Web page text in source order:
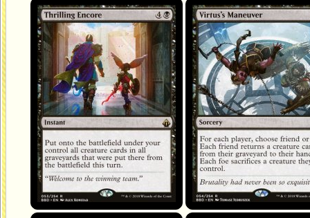
Thrilling Encore Virtus's Maneuver